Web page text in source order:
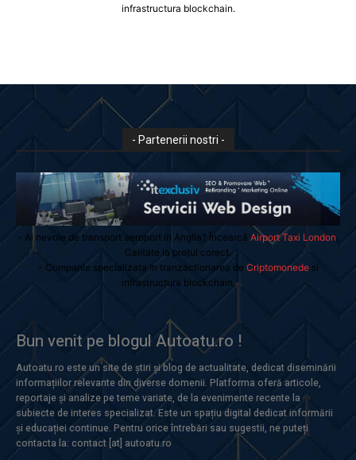
infrastructura blockchain.
- Partenerii nostri -
- Ai nevoie de transport aeroport in Anglia? Încearcă Airport Taxi London
Calitate la prețul corect.
- Companie specializata in tranzactionarea de Criptomonedesi
infrastructura blockchain.
Bun venit pe blogul Autoatu.ro !
Autoatu.ro este un site de știri și blog de actualitate, dedicat diseminării
informațiilor relevante din diverse domenii. Platforma oferă articole,
reportaje și analize pe teme variate, de la evenimente recente la
subiecte de interes specializat. Este un spațiu digital dedicat informării
și educației continue. Pentru orice întrebări sau sugestii, ne puteți
contacta la: contact [at] autoatu.ro